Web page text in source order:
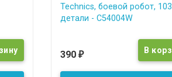
Technics, боевой робот, 103
детали - C54004W
390 ₽